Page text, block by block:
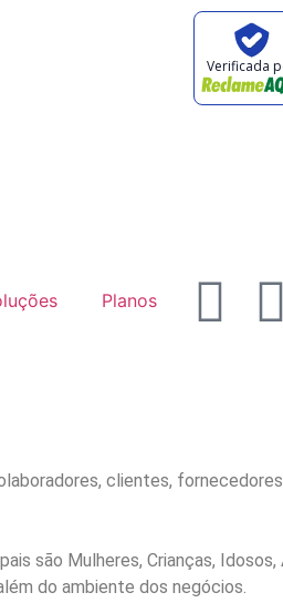
Verificada
Planos
clientes,
são Mulheres, Crianças,
do ambiente dos negócios.